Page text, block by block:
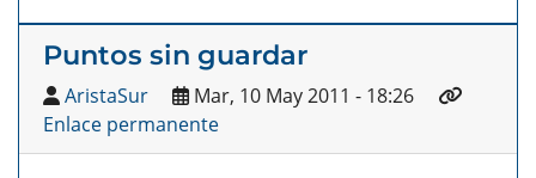
Puntos sin guardar
AristaSur
Mar, 10 May 2011 - 18:26
Enlace permanente